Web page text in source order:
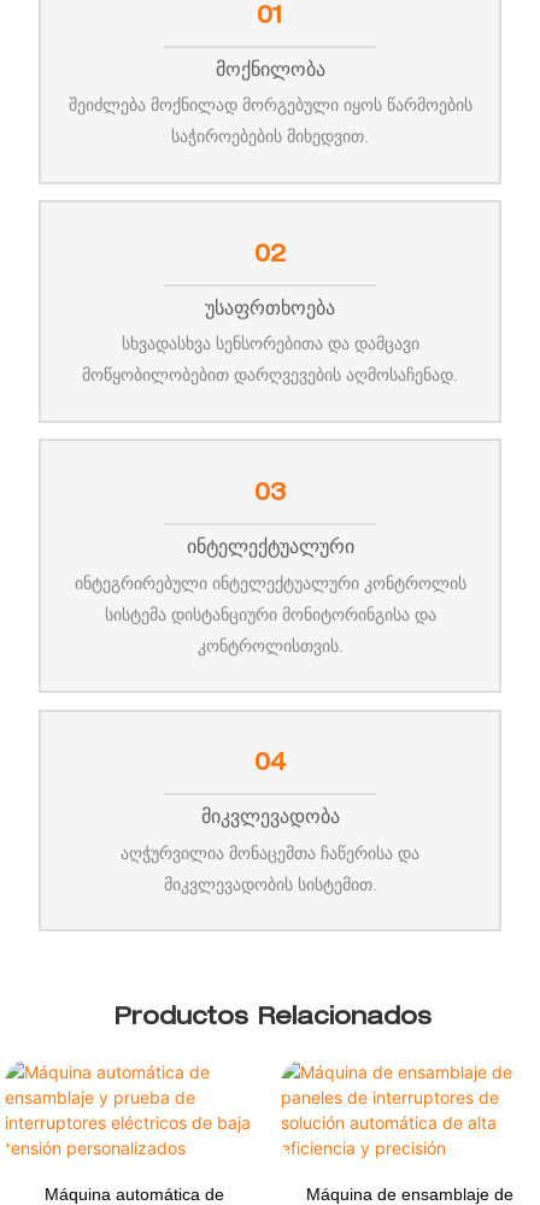
01
Მოქნილობა
შეიძლება მოქნილად მორგებული იყოს წარმოების
საჭიროებების მიხედვით.
02
Უსაფრთხოება
სხვადასხვა სენსორებითა და დამცავი
მოწყობილობებით დარღვევების აღმოსაჩენად.
03
Ინტელექტუალური
ინტეგრირებული ინტელექტუალური კონტროლის
სისტემა დისტანციური მონიტორინგისა და
კონტროლისთვის.
04
Მიკვლევადობა
აღჭურვილია მონაცემთა ჩაწერისა და
მიკვლევადობის სისტემით.
Productos Relacionados
Máquina automática de
Máquina de ensamblaje de